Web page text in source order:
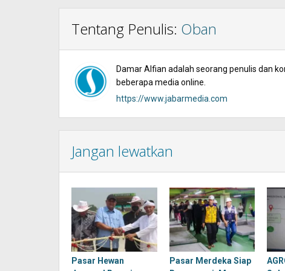
Tentang Penulis: Oban
Damar Alfian adalah seorang penulis dan
beberapa media online.
https://www.jabarmedia.com
Jangan lewatkan
Pasar Hewan
Pasar Merdeka Siap